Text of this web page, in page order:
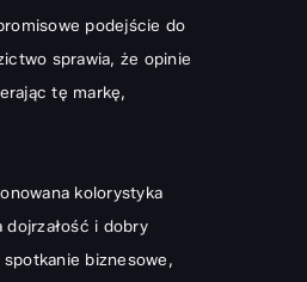
podejście do
sprawia, że opinie
tę markę,
kolorystyka
i dobry
biznesowe,